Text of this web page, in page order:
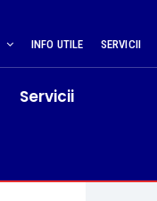
INFO UTILE SERVICII
Servicii